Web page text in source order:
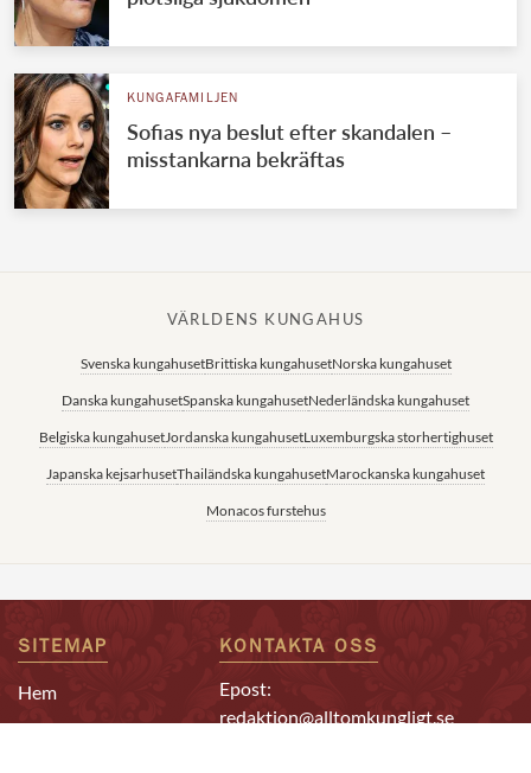
KUNGAFAMILJEN
Sofias nya beslut efter skandalen –
misstankarna bekräftas
VÄRLDENS KUNGAHUS
Svenska kungahusetBrittiska kungahusetNorska kungahuset
Danska kungahusetSpanska kungahusetNederländska kungahuset
Belgiska kungahusetJordanska kungahusetLuxemburgska storhertighuset
Japanska kejsarhusetThailändska kungahusetMarockanska kungahuset
Monacos furstehus
SITEMAP
Hem
Kungafamiljen
KONTAKTA OSS
Epost:
redaktion@alltomkungligt.se